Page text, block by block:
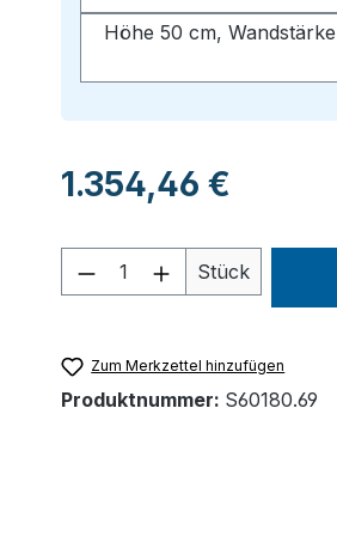
Höhe 50 cm,
Regulärer Preis:
1.354,46 €
Produkt Anzahl:
Stück
Zum Merkzettel hinzufügen
Produktnummer: S60180.69